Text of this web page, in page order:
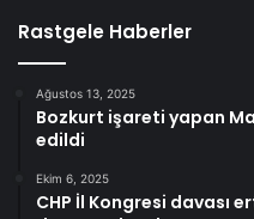
Rastgele Haberler
Ağustos 13, 2025
Bozkurt işareti yapan
edildi
Ekim 6, 2025
CHP İl Kongresi davası